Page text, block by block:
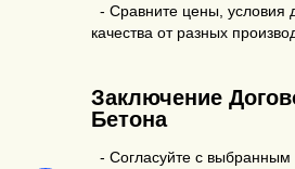
- Сравните цены, условия
качества от разных
Заключение
Бетона
- Согласуйте с